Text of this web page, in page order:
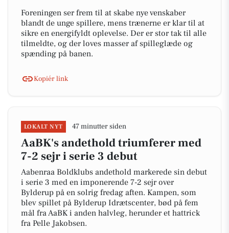
Foreningen ser frem til at skabe nye venskaber
blandt de unge spillere, mens trænerne er klar til at
sikre en energifyldt oplevelse. Der er stor tak til alle
tilmeldte, og der loves masser af spilleglæde og
spænding på banen.
Kopiér link
LOKALT NYT 47 minutter siden
AaBK's andethold triumferer med
7-2 sejr i serie 3 debut
Aabenraa Boldklubs andethold markerede sin debut
i serie 3 med en imponerende 7-2 sejr over
Bylderup på en solrig fredag aften. Kampen, som
blev spillet på Bylderup Idrætscenter, bød på fem
mål fra AaBK i anden halvleg, herunder et hattrick
fra Pelle Jakobsen.